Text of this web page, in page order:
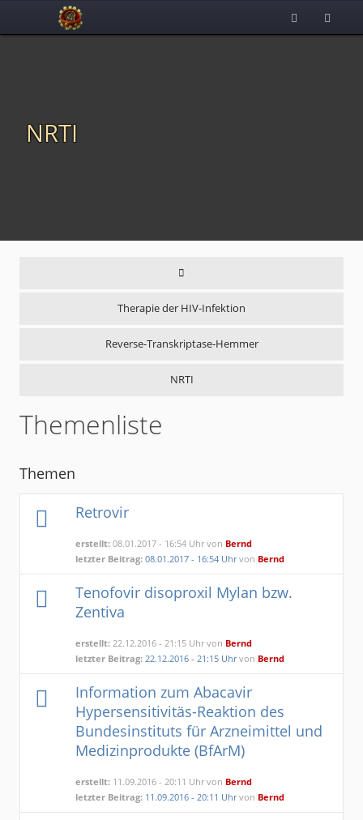
NRTI
Therapie der HIV-Infektion
Reverse-Transkriptase-Hemmer
NRTI
Themenliste
Themen
Retrovir
erstellt: 08.01.2017 - 16:54 Uhr von Bernd
letzter Beitrag: 08.01.2017 - 16:54 Uhrvon Bernd
Tenofovir disoproxil Mylan bzw.
Zentiva
erstellt: 22.12.2016 - 21:15 Uhr von Bernd
letzter Beitrag: 22.12.2016 - 21:15 Uhrvon Bernd
Information zum Abacavir
Hypersensitivitäs-Reaktion des
Bundesinstituts für Arzneimittel und
Medizinprodukte (BfArM)
erstellt: 11.09.2016 - 20:11 Uhr von Bernd
letzter Beitrag: 11.09.2016 - 20:11 Uhrvon Bernd